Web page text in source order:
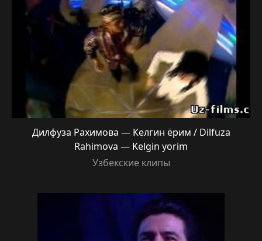
Дилфуза Рахимова — Келгин ёрим / Dilfuza
Rahimova — Kelgin yorim
Узбекские клипы